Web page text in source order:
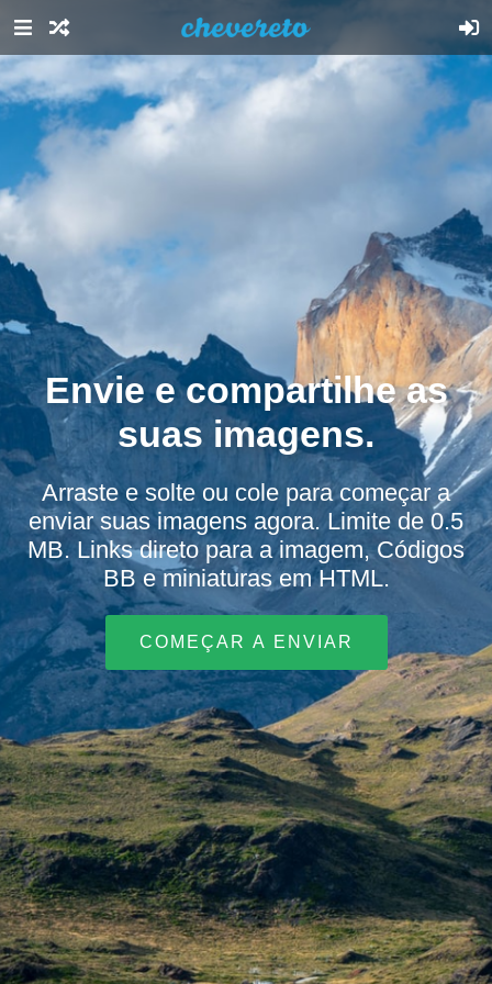
Envie e compartilhe as
suas imagens.
Arraste e solte ou cole para começar a
enviar suas imagens agora. Limite de 0.5
MB. Links direto para a imagem, Códigos
BB e miniaturas em HTML.
COMEÇAR A ENVIAR